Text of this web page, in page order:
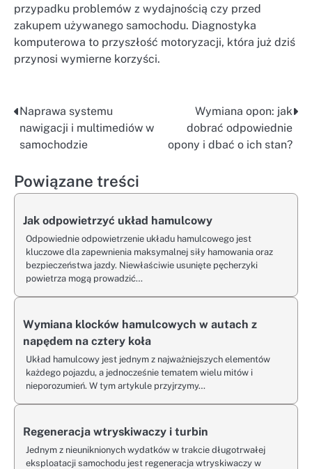
przypadku problemów z wydajnością czy przed
zakupem używanego samochodu. Diagnostyka
komputerowa to przyszłość motoryzacji, która już dziś
przynosi wymierne korzyści.
Nawigacja
wpisu
Naprawa systemu
nawigacji i multimediów w
samochodzie
Wymiana opon: jak
dobrać odpowiednie
opony i dbać o ich stan?
Powiązane treści
Jak odpowietrzyć układ hamulcowy
Odpowiednie odpowietrzenie układu hamulcowego jest
kluczowe dla zapewnienia maksymalnej siły hamowania oraz
bezpieczeństwa jazdy. Niewłaściwie usunięte pęcherzyki
powietrza mogą prowadzić…
Wymiana klocków hamulcowych w autach z
napędem na cztery koła
Układ hamulcowy jest jednym z najważniejszych elementów
każdego pojazdu, a jednocześnie tematem wielu mitów i
nieporozumień. W tym artykule przyjrzymy…
Regeneracja wtryskiwaczy i turbin
Jednym z nieuniknionych wydatków w trakcie długotrwałej
eksploatacji samochodu jest regeneracja wtryskiwaczy w